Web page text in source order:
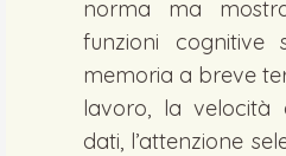
norma ma
funzioni cognitive
memoria a breve
lavoro, la velocità
dati, l’attenzione